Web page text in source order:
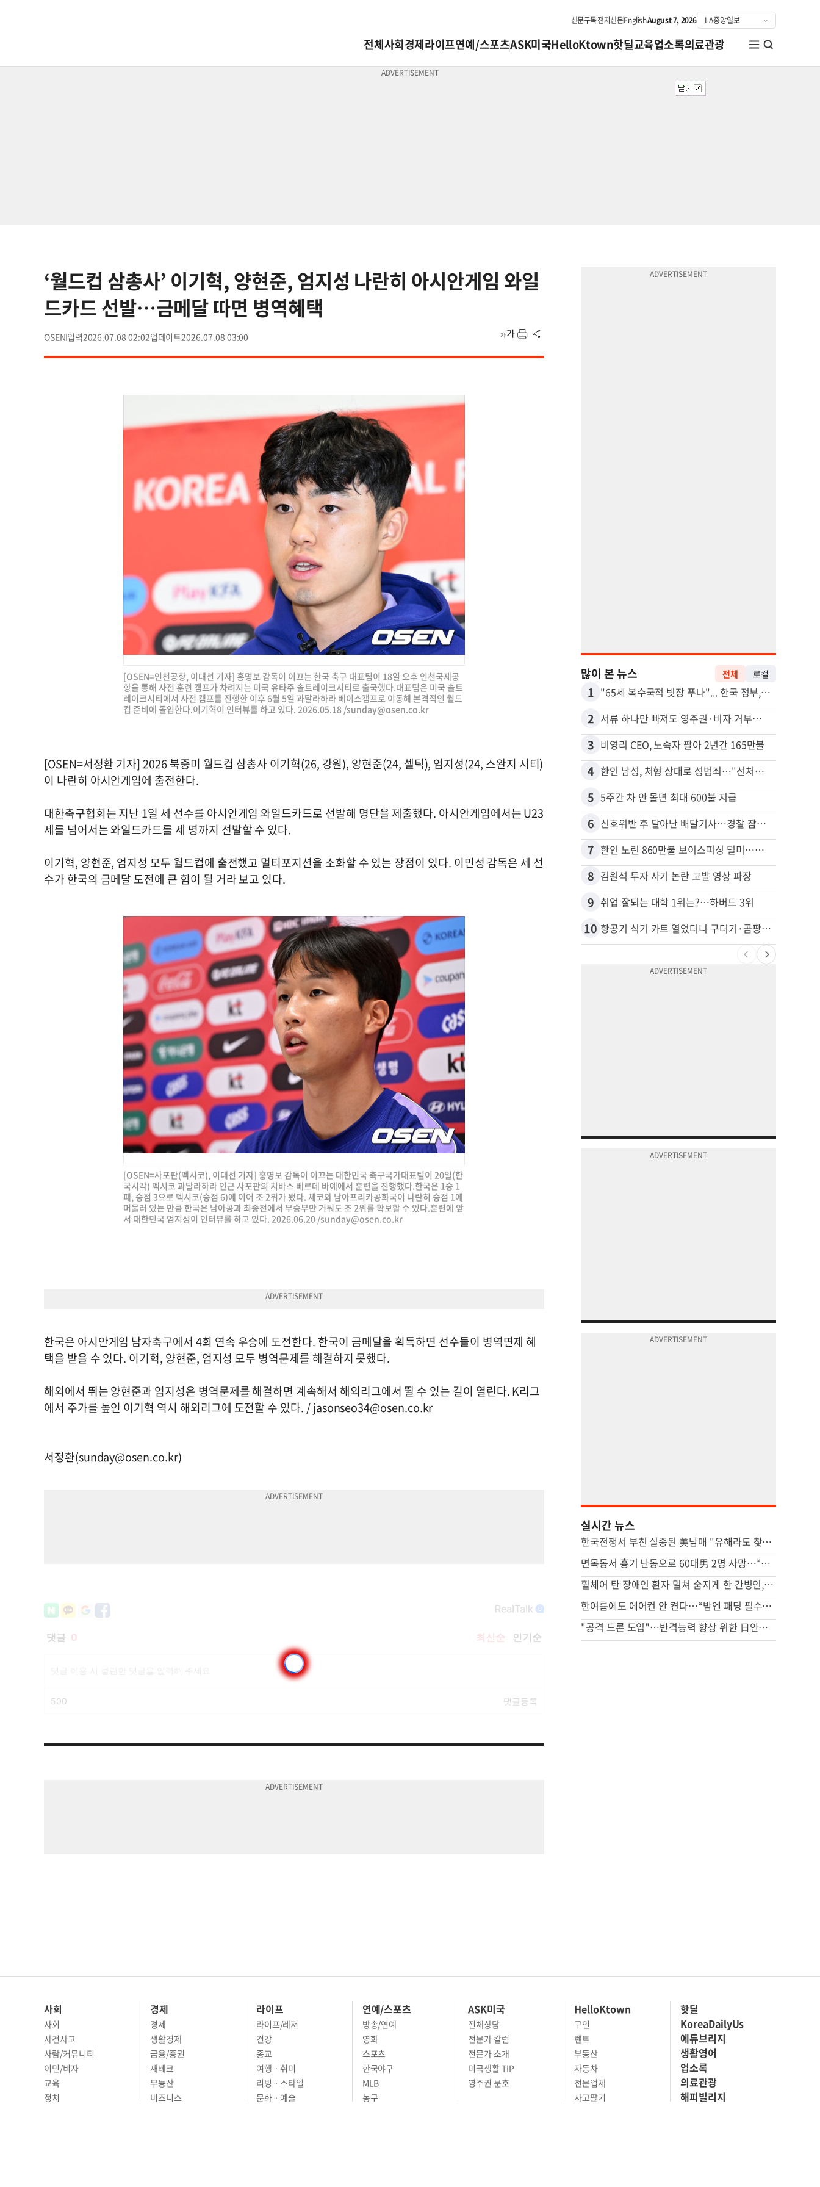
신문구독전자신문EnglishAugust 7, 2026
전체사회경제라이프연예/스포츠ASK미국HelloKtown핫딜교육업소록의료관광
‘월드컵 삼총사’ 이기혁, 양현준, 엄지성 나란히 아시안게임 와일
드카드 선발…금메달 따면 병역혜택
OSEN 2026.07.08 02:02 2026.07.08 03:00
[OSEN=인천공항, 이대선 기자] 홍명보 감독이 이끄는 한국 축구 대표팀이 18일 오후 인천국제공
항을 통해 사전 훈련 캠프가 차려지는 미국 유타주 솔트레이크시티로 출국했다.대표팀은 미국 솔트
레이크시티에서 사전 캠프를 진행한 이후 6월 5일 과달라하라 베이스캠프로 이동해 본격적인 월드
컵 준비에 돌입한다.이기혁이 인터뷰를 하고 있다. 2026.05.18 /sunday@osen.co.kr
[OSEN=서정환 기자] 2026 북중미 월드컵 삼총사 이기혁(26, 강원), 양현준(24, 셀틱), 엄지성(24, 스완지 시티)
이 나란히 아시안게임에 출전한다.
대한축구협회는 지난 1일 세 선수를 아시안게임 와일드카드로 선발해 명단을 제출했다. 아시안게임에서는 U23
세를 넘어서는 와일드카드를 세 명까지 선발할 수 있다.
이기혁, 양현준, 엄지성 모두 월드컵에 출전했고 멀티포지션을 소화할 수 있는 장점이 있다. 이민성 감독은 세 선
수가 한국의 금메달 도전에 큰 힘이 될 거라 보고 있다.
[OSEN=사포판(멕시코), 이대선 기자] 홍명보 감독이 이끄는 대한민국 축구국가대표팀이 20일(한
국시각) 멕시코 과달라하라 인근 사포판의 치바스 베르데 바예에서 훈련을 진행했다.한국은 1승 1
패, 승점 3으로 멕시코(승점 6)에 이어 조 2위가 됐다. 체코와 남아프리카공화국이 나란히 승점 1에
머물러 있는 만큼 한국은 남아공과 최종전에서 무승부만 거둬도 조 2위를 확보할 수 있다.훈련에 앞
서 대한민국 엄지성이 인터뷰를 하고 있다. 2026.06.20 /sunday@osen.co.kr
한국은 아시안게임 남자축구에서 4회 연속 우승에 도전한다. 한국이 금메달을 획득하면 선수들이 병역면제 혜
택을 받을 수 있다. 이기혁, 양현준, 엄지성 모두 병역문제를 해결하지 못했다.
해외에서 뛰는 양현준과 엄지성은 병역문제를 해결하면 계속해서 해외리그에서 뛸 수 있는 길이 열린다. K리그
에서 주가를 높인 이기혁 역시 해외리그에 도전할 수 있다. /jasonseo34@osen.co.kr
서정환(sunday@osen.co.kr)
많이 본 뉴스 전체 로컬
1 "65세 복수국적 빗장 푸나"... 한국 정부, 연령 완화 전면 추진
2 서류 하나만 빠져도 영주권·비자 거부…심사관 재량권 대폭 확대
3 비영리 CEO, 노숙자 팔아 2년간 165만불
4 한인 남성, 처형 상대로 성범죄…"선처해줬더니 배신자 취급"
5 5주간 차 안 몰면 최대 600불 지급
6 신호위반 후 달아난 배달기사…경찰 잠복해 잡고보니 ‘반전’
7 한인 노린 860만불 보이스피싱 덜미…영사관·한국 검찰 사칭
8 김원석 투자 사기 논란 고발 영상 파장
9 취업 잘되는 대학 1위는?…하버드 3위
10 항공기 식기 카트 열었더니 구더기·곰팡이…LAX 기내식 업체 논란
실시간 뉴스
한국전쟁서 부친 실종된 美남매 "유해라도 찾을 수 있다면…"
면목동서 흉기 난동으로 60대男 2명 사망…“지인 사이 추정”
휠체어 탄 장애인 환자 밀쳐 숨지게 한 간병인, 2심도 집유
한여름에도 에어컨 안 켠다…“밤엔 패딩 필수” 냉방도시 어디
"공격 드론 도입"…반격능력 향상 위한 日안보문서 개정 윤곽
사회
사회
사건사고
사람/커뮤니티
이민/비자
경제
경제
생활경제
금융/증권
재테크
라이프
라이프/레저
건강
종교
여행 · 취미
연예/스포츠
방송/연예
영화
스포츠
한국야구
ASK미국
전체상담
전문가 칼럼
전문가 소개
HelloKtown
구인
렌트
부동산
자동차
핫딜
KoreaDailyUs
에듀브리지
생활영어
업소록